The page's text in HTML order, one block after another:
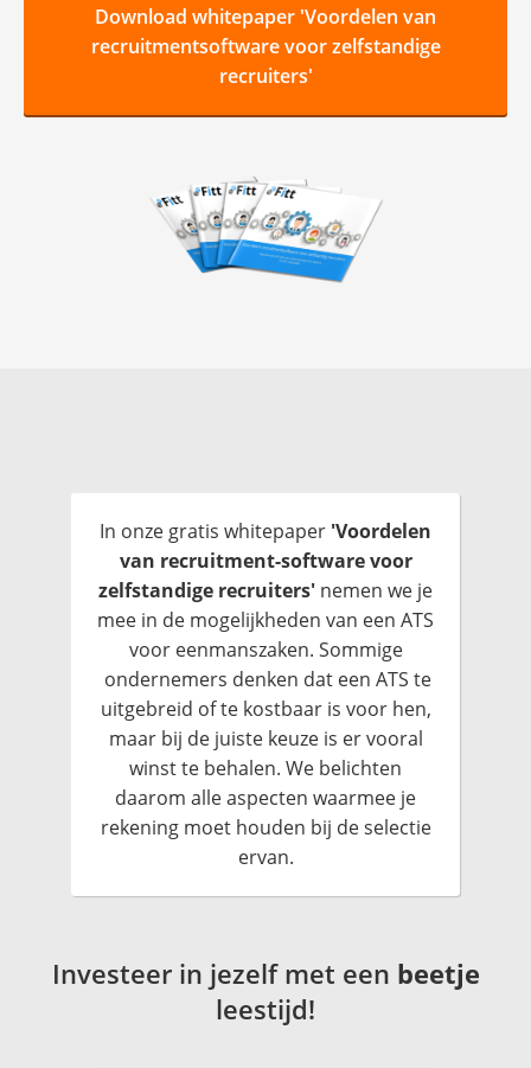
Download whitepaper 'Voordelen van
recruitmentsoftware voor zelfstandige
recruiters'
In onze gratis whitepaper 'Voordelen
van recruitment-software voor
zelfstandige recruiters' nemen we je
mee in de mogelijkheden van een ATS
voor eenmanszaken. Sommige
ondernemers denken dat een ATS te
uitgebreid of te kostbaar is voor hen,
maar bij de juiste keuze is er vooral
winst te behalen. We belichten
daarom alle aspecten waarmee je
rekening moet houden bij de selectie
ervan.
Investeer in jezelf met een beetje
leestijd!